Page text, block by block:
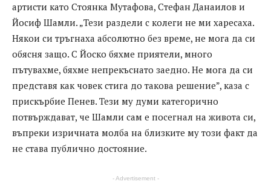
артисти като Стоянка Мутафова, Стефан Данаилов и
Йосиф Шамли. „Тези раздели с колеги не ми харесаха.
Някои си тръгнаха абсолютно без време, не мога да си
обясня защо. С Йоско бяхме приятели, много
пътувахме, бяхме непрекъснато заедно. Не мога да си
представя как човек стига до такова решение”, каза с
прискърбие Пенев. Тези му думи категорично
потвърждават, че Шамли сам е посегнал на живота си,
въпреки изричната молба на близките му този факт да
не става публично достояние.
- Advertisement -